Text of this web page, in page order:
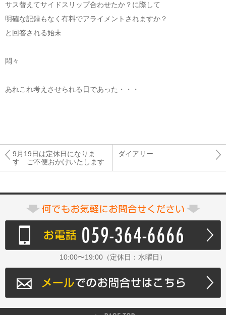
サス替えてサイドスリップ合わせたか？に際して
明確な記録もなく有料でアライメントされますか？
と回答される始末
悶々
あれこれ考えさせられる日であった・・・
9月19日は定休日になりま
す ご不便おかけいたします
ダイアリー
10:00〜19:00（定休日：水曜日）